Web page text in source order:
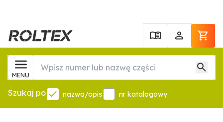
MENU
Szukaj po nazwa/opis nr katalogowy